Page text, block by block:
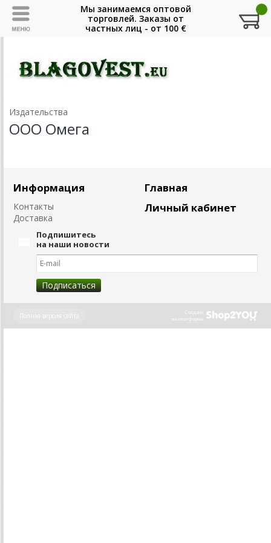
Издательства
ООО Омега
Информация
Контакты
Доставка
Главная
Личный кабинет
Подпишитесь
на наши новости
Создано
на платформе
Полная версия сайта